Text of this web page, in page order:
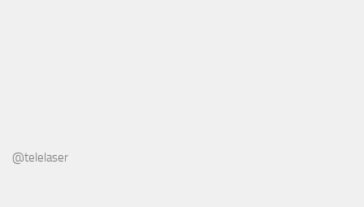
@telelaser